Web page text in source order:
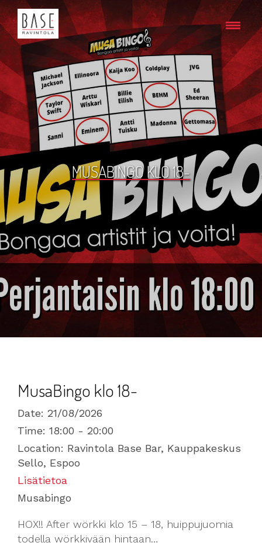
MUSABINGO KLO 18-
MusaBingo klo 18-
Date: 21/08/2026
Time: 18:00 - 20:00
Location: Ravintola Base Bar, Kauppakeskus
Sello, Espoo
Lisätietoa
Musabingo
HOX!! After wörkki klo 15 – 18, huippujuomia
todella wörkkivään hintaan…